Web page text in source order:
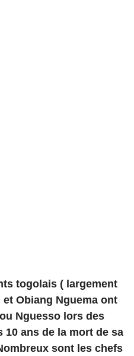
togolais ( largement
Obiang Nguema ont
Nguesso lors des
10 ans de la mort de sa
sont les chefs